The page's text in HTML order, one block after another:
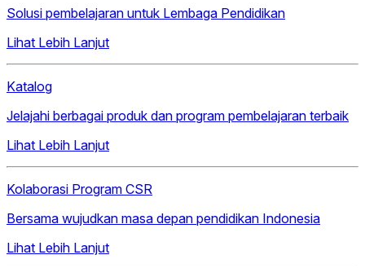
Solusi pembelajaran untuk Lembaga Pendidikan
Lihat Lebih Lanjut
Katalog
Jelajahi berbagai produk dan program pembelajaran terbaik
Lihat Lebih Lanjut
Kolaborasi Program CSR
Bersama wujudkan masa depan pendidikan Indonesia
Lihat Lebih Lanjut